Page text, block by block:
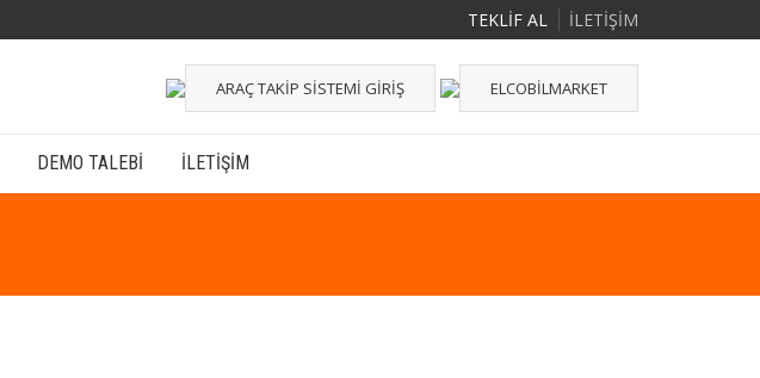
TEKLİF AL İLETİŞİM
ARAÇ TAKIP SISTEMI GIRIŞ ELCOBILMARKET
DEMO TALEBI İLETIŞIM